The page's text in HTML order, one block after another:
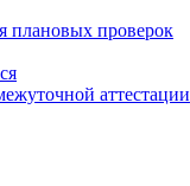
плановых проверок
аттестации